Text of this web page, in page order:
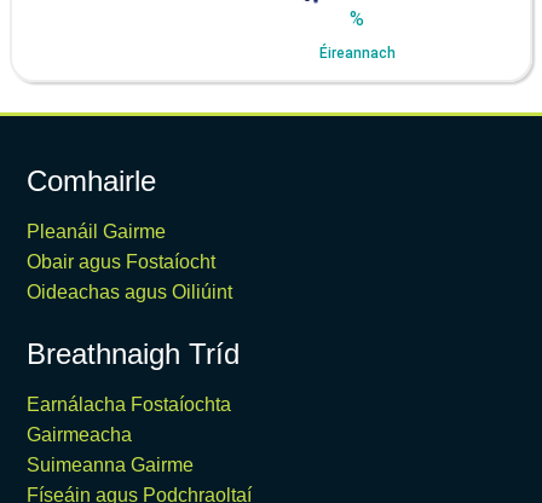
%
Éireannach
Comhairle
Pleanáil Gairme
Obair agus Fostaíocht
Oideachas agus Oiliúint
Breathnaigh Tríd
Earnálacha Fostaíochta
Gairmeacha
Suimeanna Gairme
Físeáin agus Podchraoltaí